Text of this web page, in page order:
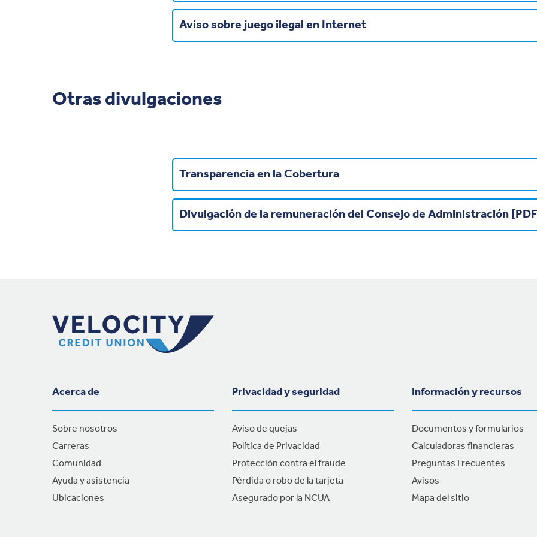
Aviso sobre juego ilegal en Internet
Otras divulgaciones
Transparencia en la Cobertura
Divulgación de la remuneración del Consejo de Administración
Acerca de
Sobre nosotros
Carreras
Comunidad
Ayuda y asistencia
Ubicaciones
Privacidad y seguridad
Aviso de quejas
Política de Privacidad
Protección contra el fraude
Pérdida o robo de la tarjeta
Asegurado por la NCUA
Información y recursos
Documentos y formularios
Calculadoras financieras
Preguntas Frecuentes
Avisos
Mapa del sitio